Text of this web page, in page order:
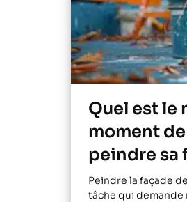
Quel est le
moment
peindre sa
Peindre la façade
tâche qui demande